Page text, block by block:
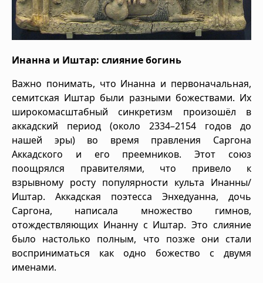
Инанна и Иштар: слияние богинь
Важно понимать, что Инанна и первоначальная,
семитская Иштар были разными божествами. Их
широкомасштабный синкретизм произошёл в
аккадский период (около 2334–2154 годов до
нашей эры) во время правления Саргона
Аккадского и его преемников. Этот союз
поощрялся правителями, что привело к
взрывному росту популярности культа Инанны/
Иштар. Аккадская поэтесса Энхедуанна, дочь
Саргона, написала множество гимнов,
отождествляющих Инанну с Иштар. Это слияние
было настолько полным, что позже они стали
восприниматься как одно божество с двумя
именами.